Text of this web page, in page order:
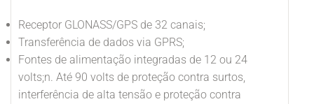
Receptor GLONASS/GPS de 32 canais;
Transferência de dados via GPRS;
Fontes de alimentação integradas de 12 ou 24
volts;n. Até 90 volts de proteção contra surtos,
interferência de alta tensão e proteção contra